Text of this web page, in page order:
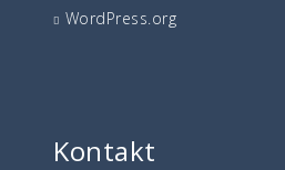
WordPress.org
Kontakt